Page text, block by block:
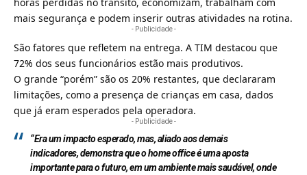
mais segurança e podem inserir outras atividades na rotina.
- Publicidade -
São fatores que refletem na entrega. A TIM destacou que
72% dos seus funcionários estão mais produtivos.
O grande “porém” são os 20% restantes, que declararam
limitações, como a presença de crianças em casa, dados
que já eram esperados pela operadora.
- Publicidade -
“Era um impacto esperado, mas, aliado aos demais
indicadores, demonstra que o home office é uma aposta
importante para o futuro, em um ambiente mais saudável, onde